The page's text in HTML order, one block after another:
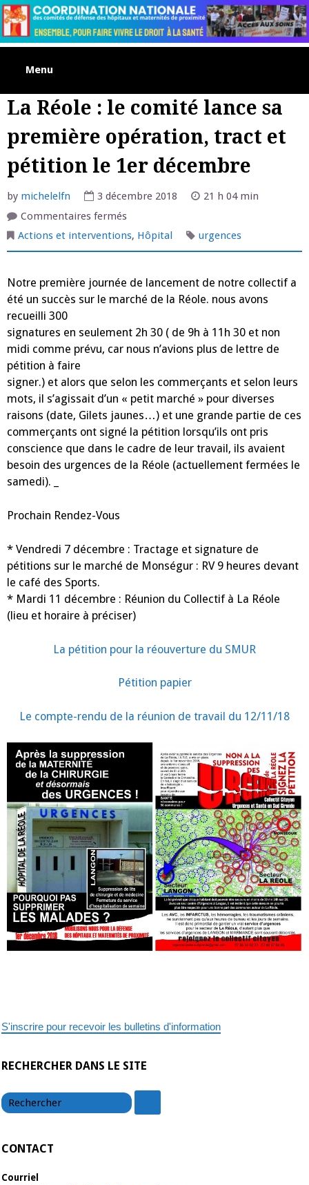
Skip
to
content
Menu
La Réole : le comité lance sa
première opération, tract et
pétition le 1er décembre
by michelelfn 3 décembre 2018
21 h 04 min
Commentaires ferméssur
Réole
le
sa
première
opération,
pétition
1er
Actions et interventions, Hôpital urgences
Notre première journée de lancement de notre collectif a
été un succès sur le marché de la Réole. nous avons
recueilli 300
signatures en seulement 2h 30 ( de 9h à 11h 30 et non
midi comme prévu, car nous n’avions plus de lettre de
pétition à faire
signer.) et alors que selon les commerçants et selon leurs
mots, il s’agissait d’un « petit marché » pour diverses
raisons (date, Gilets jaunes…) et une grande partie de ces
commerçants ont signé la pétition lorsqu’ils ont pris
conscience que dans le cadre de leur travail, ils avaient
besoin des urgences de la Réole (actuellement fermées le
samedi). _
Prochain Rendez-Vous
* Vendredi 7 décembre : Tractage et signature de
pétitions sur le marché de Monségur : RV 9 heures devant
le café des Sports.
* Mardi 11 décembre : Réunion du Collectif à La Réole
(lieu et horaire à préciser)
La pétition pour la réouverture du SMUR
Pétition papier
Le compte-rendu de la réunion de travail du 12/11/18
S'inscrire pour recevoir les bulletins d'information
RECHERCHER DANS LE SITE
CONTACT
Courriel